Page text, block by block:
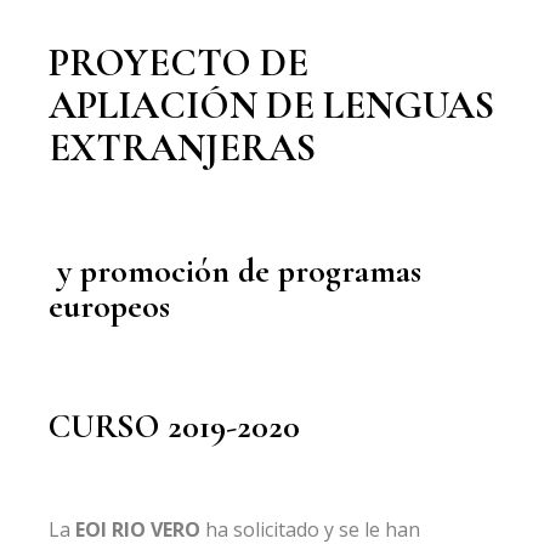
PROYECTO DE
APLIACIÓN DE LENGUAS
EXTRANJERAS
y promoción de programas
europeos
CURSO 2019-2020
La EOI RIO VERO ha solicitado y se le han